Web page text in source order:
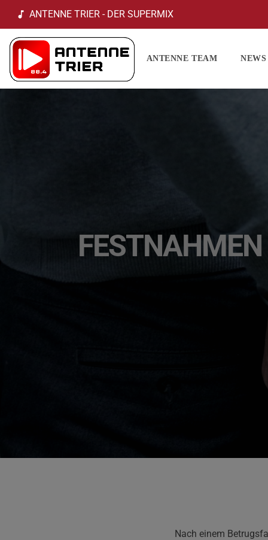
music_note ANTENNE TRIER - DER SUPERMIX
ANTENNE TEAM NEWS
FESTNAHMEN
Nach einem